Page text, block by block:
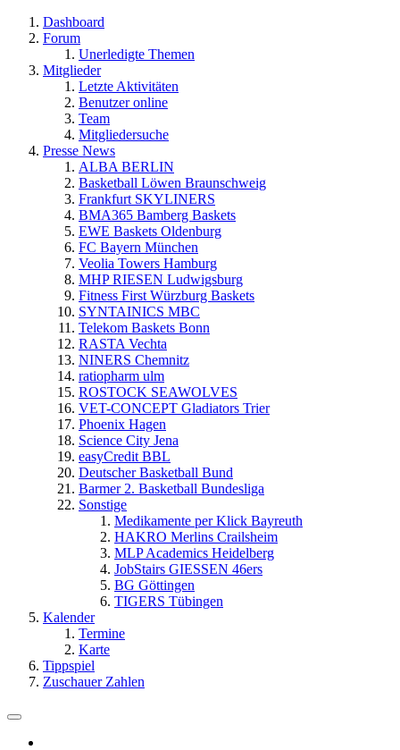
Dashboard
Forum
Unerledigte Themen
Mitglieder
Letzte Aktivitäten
Benutzer online
Team
Mitgliedersuche
Presse News
ALBA BERLIN
Basketball Löwen Braunschweig
Frankfurt SKYLINERS
BMA365 Bamberg Baskets
EWE Baskets Oldenburg
FC Bayern München
Veolia Towers Hamburg
MHP RIESEN Ludwigsburg
Fitness First Würzburg Baskets
SYNTAINICS MBC
Telekom Baskets Bonn
RASTA Vechta
NINERS Chemnitz
ratiopharm ulm
ROSTOCK SEAWOLVES
VET-CONCEPT Gladiators Trier
Phoenix Hagen
Science City Jena
easyCredit BBL
Deutscher Basketball Bund
Barmer 2. Basketball Bundesliga
Sonstige
Medikamente per Klick Bayreuth
HAKRO Merlins Crailsheim
MLP Academics Heidelberg
JobStairs GIESSEN 46ers
BG Göttingen
TIGERS Tübingen
Kalender
Termine
Karte
Tippspiel
Zuschauer Zahlen